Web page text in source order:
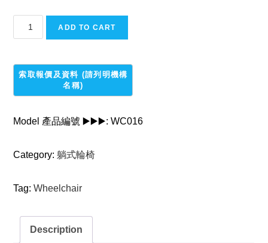
合
高
背
後
輪
quantity
ADD TO CART
Model 產品編號 ▶️▶️▶️:WC016
Category:躺式輪椅
Tag:Wheelchair
Description